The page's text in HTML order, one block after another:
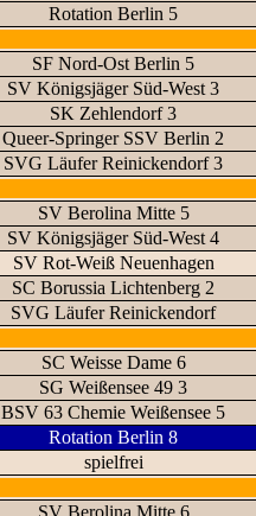
Rotation Berlin 5
SF Nord-Ost Berlin 5
SV Königsjäger Süd-West 3
SK Zehlendorf 3
Queer-Springer SSV Berlin 2
SVG Läufer Reinickendorf 3
SV Berolina Mitte 5
SV Königsjäger Süd-West 4
SV Rot-Weiß Neuenhagen
SC Borussia Lichtenberg 2
SVG Läufer Reinickendorf
SC Weisse Dame 6
SG Weißensee 49 3
BSV 63 Chemie Weißensee 5
Rotation Berlin 8
spielfrei
SV Berolina Mitte 6